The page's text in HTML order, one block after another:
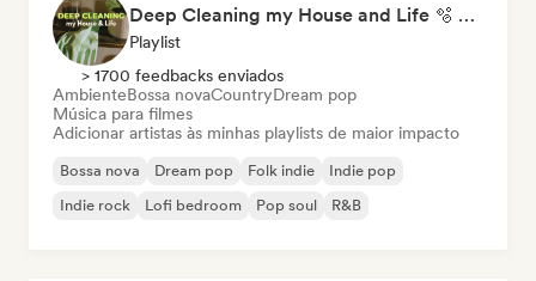
Deep Cleaning my House and Life 🫧 Bedroom Pop & Indie Pop
Playlist
> 1700 feedbacks enviados
AmbienteBossa novaCountryDream pop
Música para filmes
Adicionar artistas às minhas playlists de maior impacto
Bossa nova Dream pop Folk indie
Indie pop
Indie rock
Lofi bedroom Pop soul R&B